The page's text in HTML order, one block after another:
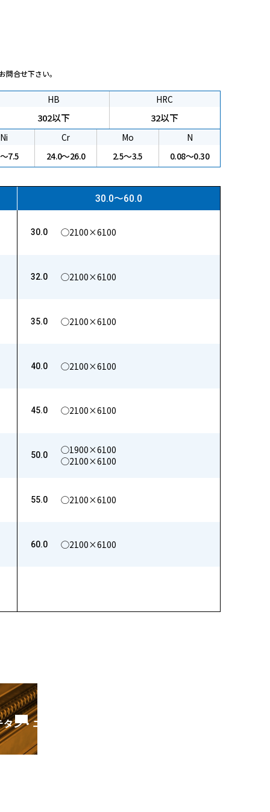
合せ下さい。
HB
302以下
HRC
32以下
Ni
7.5
Cr
24.0〜26.0
Mo
2.5〜3.5
N
0.08～0.30
30.0〜60.0
30.0 ◯2100×6100
32.0 ◯2100×6100
35.0 ◯2100×6100
40.0 ◯2100×6100
45.0 ◯2100×6100
50.0
◯1900×6100
◯2100×6100
55.0 ◯2100×6100
60.0 ◯2100×6100
ン・ニッケル）